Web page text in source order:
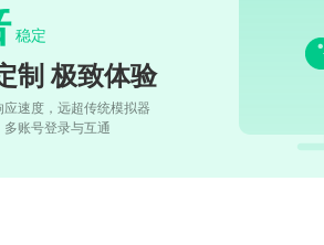
稳定
制 极致体验
应速度，远超传统模拟器
多账号登录与互通